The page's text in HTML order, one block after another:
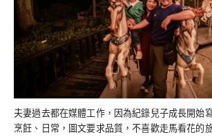
夫妻過去都在媒體工作，因為紀錄兒子成長開始
烹飪、日常，圖文要求品質，不喜歡走馬看花的